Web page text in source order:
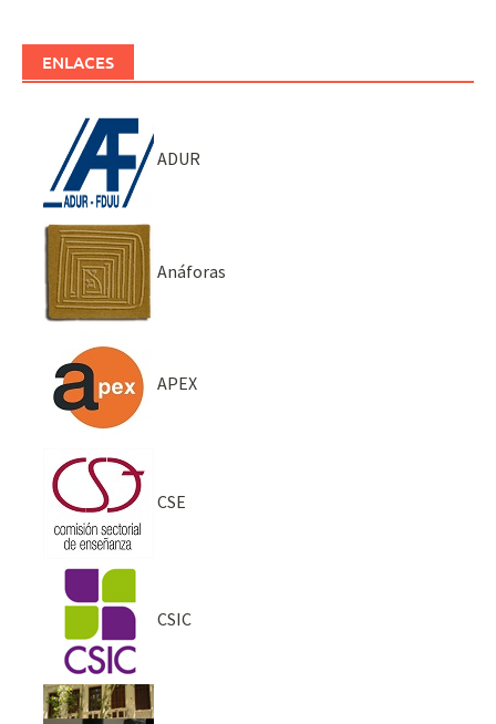
ENLACES
ADUR
Anáforas
APEX
CSE
CSIC